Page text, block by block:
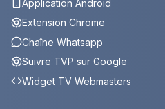
Application Android
Extension Chrome
Chaîne Whatsapp
Suivre TVP sur Google
Widget TV Webmasters